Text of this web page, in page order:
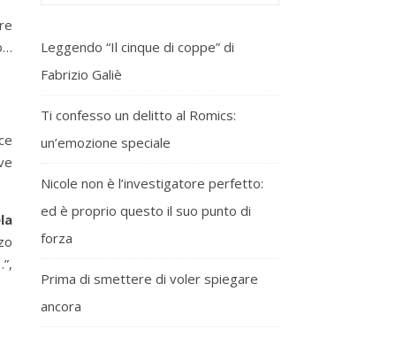
Leggendo “Il cinque di coppe” di
Fabrizio Galiè
Ti confesso un delitto al Romics:
un’emozione speciale
Nicole non è l’investigatore perfetto:
ed è proprio questo il suo punto di
forza
Prima di smettere di voler spiegare
ancora